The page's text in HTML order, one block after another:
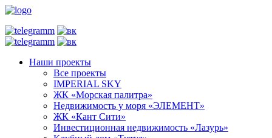
Наши проекты
Все проекты
IMPERIAL SKY
ЖК «Морская палитра»
Недвижимость у моря «ЭЛЕМЕНТ»
ЖК «Кант Сити»
Инвестиционная недвижимость «Лазурь»